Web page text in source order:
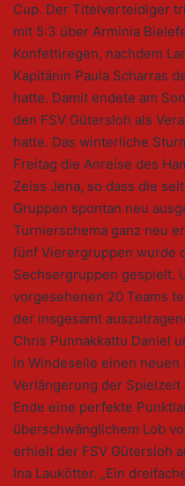
Cup. Der Titelverteidiger
mit 5:3 über Arminia
Konfettiregen, nachdem
Kapitänin Paula Scharras
hatte. Damit endete am
den FSV Gütersloh als
hatte. Das winterliche
Freitag die Anreise des
Zeiss Jena, so dass die
Gruppen spontan neu
Turnierschema ganz neu
fünf Vierergruppen wurde
Sechsergruppen gespielt.
vorgesehenen 20 Teams
der insgesamt
Chris Punnakkattu Daniel
in Windeseile einen
Verlängerung der Spielzeit
Ende eine perfekte
überschwänglichem Lob
erhielt der FSV Gütersloh
Ina Laukötter. „Ein